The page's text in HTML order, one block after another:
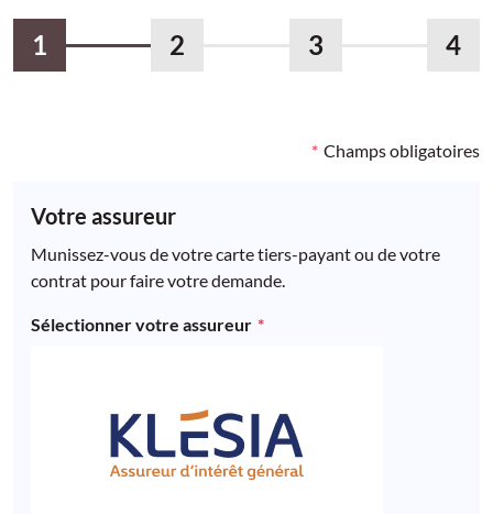
Champs obligatoires
Votre assureur
Munissez-vous de votre carte tiers-payant ou de votre
contrat pour faire votre demande.
Sélectionner votre assureur